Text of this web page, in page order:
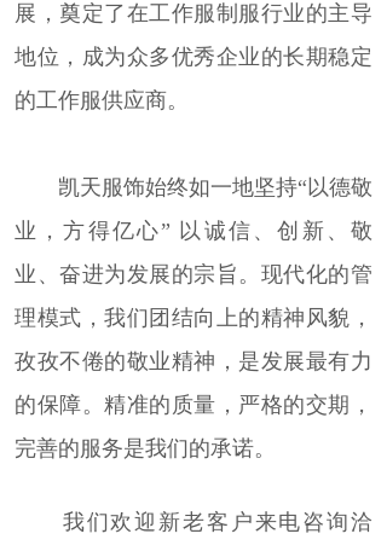
展，奠定了在工作服制服行业的主导
地位，成为众多优秀企业的长期稳定
的工作服供应商。
凯天服饰始终如一地坚持“以德敬
业，方得亿心” 以诚信、创新、敬
业、奋进为发展的宗旨。现代化的管
理模式，我们团结向上的精神风貌，
孜孜不倦的敬业精神，是发展最有力
的保障。精准的质量，严格的交期，
完善的服务是我们的承诺。
我们欢迎新老客户来电咨询洽